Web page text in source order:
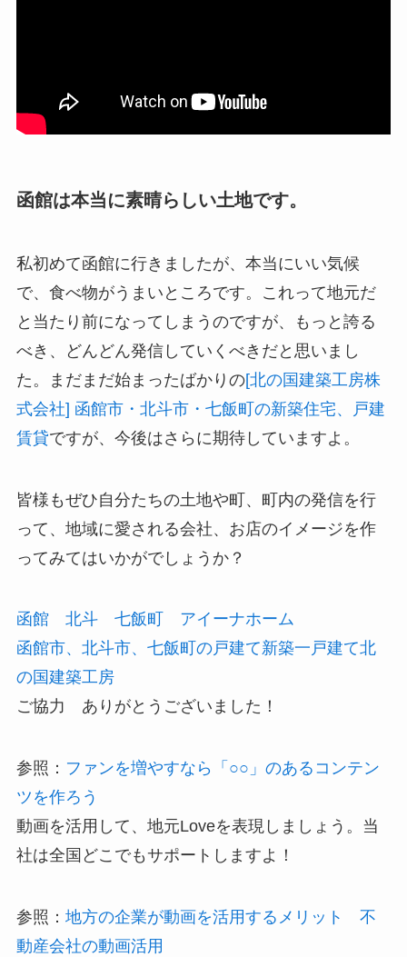
函館は本当に素晴らしい土地です。
私初めて函館に行きましたが、本当にいい気候
で、食べ物がうまいところです。これって地元だ
と当たり前になってしまうのですが、もっと誇る
べき、どんどん発信していくべきだと思いまし
た。まだまだ始まったばかりの[北の国建築工房株
式会社] 函館市・北斗市・七飯町の新築住宅、戸建
賃貸ですが、今後はさらに期待していますよ。
皆様もぜひ自分たちの土地や町、町内の発信を行
って、地域に愛される会社、お店のイメージを作
ってみてはいかがでしょうか？
函館 北斗 七飯町 アイーナホーム
函館市、北斗市、七飯町の戸建て新築一戸建て北
の国建築工房
ご協力 ありがとうございました！
参照： ファンを増やすなら「○○」のあるコンテン
ツを作ろう
動画を活用して、地元Loveを表現しましょう。当
社は全国どこでもサポートしますよ！
参照： 地方の企業が動画を活用するメリット 不
動産会社の動画活用